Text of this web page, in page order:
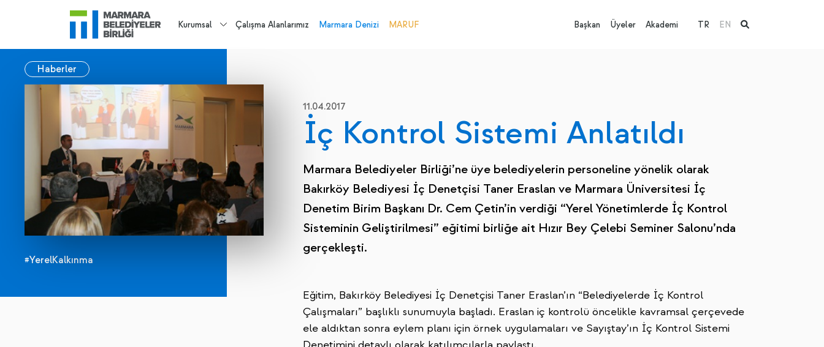
Kurumsal Çalışma Alanlarımız Marmara Denizi MARUF Başkan Üyeler Akademi TR EN
Haberler
#YerelKalkınma
11.04.2017
İç Kontrol Sistemi Anlatıldı
Marmara Belediyeler Birliği’ne üye belediyelerin personeline yönelik olarak
Bakırköy Belediyesi İç Denetçisi Taner Eraslan ve Marmara Üniversitesi İç
Denetim Birim Başkanı Dr. Cem Çetin’in verdiği “Yerel Yönetimlerde İç Kontrol
Sisteminin Geliştirilmesi” eğitimi birliğe ait Hızır Bey Çelebi Seminer Salonu’nda
gerçekleşti.
Eğitim, Bakırköy Belediyesi İç Denetçisi Taner Eraslan’ın “Belediyelerde İç Kontrol
Çalışmaları” başlıklı sunumuyla başladı. Eraslan iç kontrolü öncelikle kavramsal çerçevede
ele aldıktan sonra eylem planı için örnek uygulamaları ve Sayıştay’ın İç Kontrol Sistemi